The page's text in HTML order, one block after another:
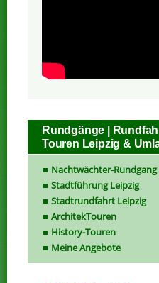
Rundgänge |
Touren Leipzig &
Nachtwächter-Rundgang
Stadtführung Leipzig
Stadtrundfahrt Leipzig
ArchitekTouren
History-Touren
Meine Angebote